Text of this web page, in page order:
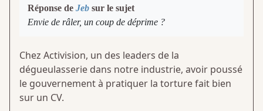
Réponse de Jeb sur le sujet
Envie de râler, un coup de déprime ?
Chez Activision, un des leaders de la
dégueulasserie dans notre industrie, avoir poussé
le gouvernement à pratiquer la torture fait bien
sur un CV.